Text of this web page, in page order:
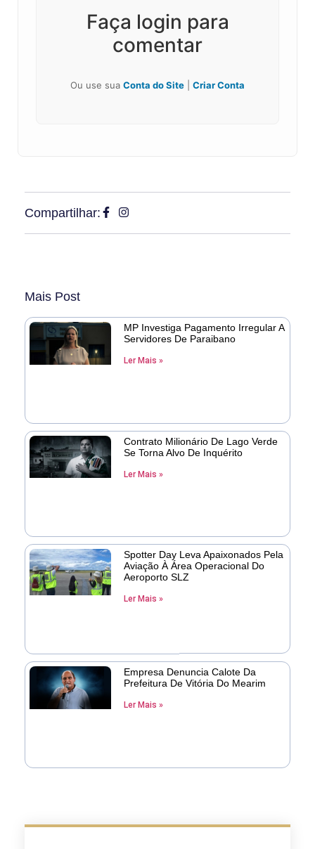
Faça login para
comentar
Ou use sua Conta do Site Criar Conta
Compartilhar:
Mais Post
MP Investiga Pagamento Irregular A
Servidores De Paraibano
Ler Mais »
Contrato Milionário De Lago Verde
Se Torna Alvo De Inquérito
Ler Mais »
Spotter Day Leva Apaixonados Pela
Aviação À Área Operacional Do
Aeroporto SLZ
Ler Mais »
Empresa Denuncia Calote Da
Prefeitura De Vitória Do Mearim
Ler Mais »